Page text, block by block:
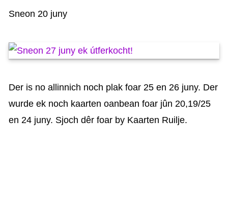
GASTEBOEK
Sneon 20 juny
Der is no allinnich noch plak foar 25 en 26 juny. Der
wurde ek noch kaarten oanbean foar jûn 20,19/25
en 24 juny. Sjoch dêr foar by Kaarten Ruilje.